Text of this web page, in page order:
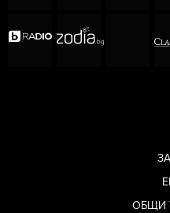
ОБЩИ